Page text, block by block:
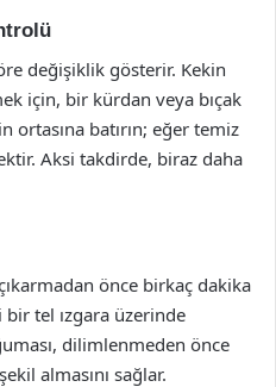
değişiklik gösterir. Kekin
için, bir kürdan veya bıçak
ortasına batırın; eğer temiz
Aksi takdirde, biraz daha
önce birkaç dakika
tel ızgara üzerinde
dilimlenmeden önce
almasını sağlar.